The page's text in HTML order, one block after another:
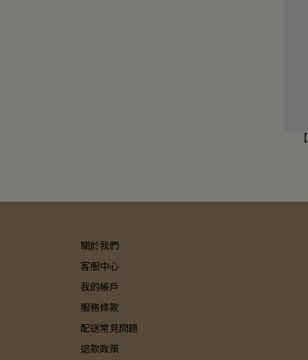
關於我們
客服中心
我的帳戶
服務條款
配送常見問題
退款政策